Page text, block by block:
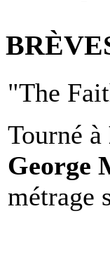
"The
Tourné à
George
métrage